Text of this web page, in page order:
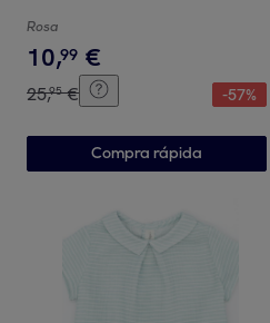
Rosa
10,99 €
25,95 € -57%
Compra rápida